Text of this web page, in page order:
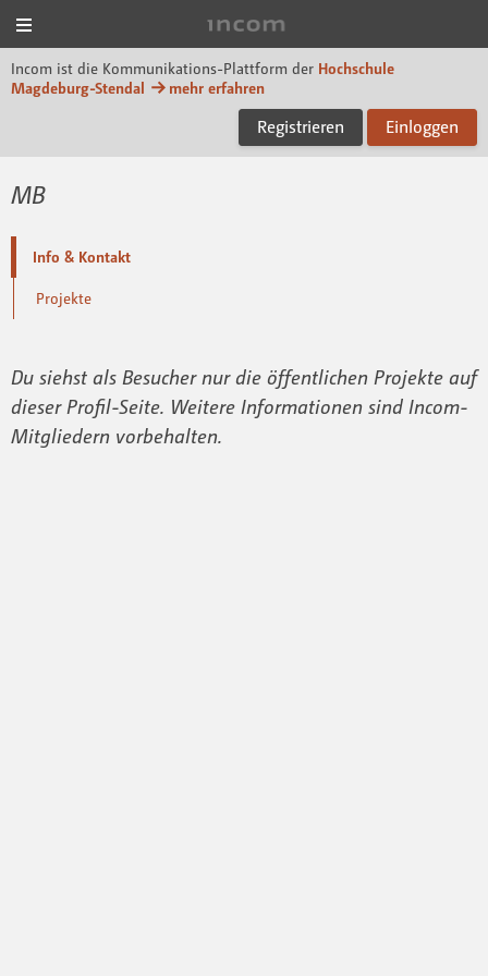
Incom ist die Kommunikations-Plattform der Hochschule
Magdeburg-Stendal
mehr erfahren
Registrieren Einloggen
MB
Info & Kontakt
Projekte
Du siehst als Besucher nur die öffentlichen Projekte auf
dieser Profil-Seite. Weitere Informationen sind Incom-
Mitgliedern vorbehalten.